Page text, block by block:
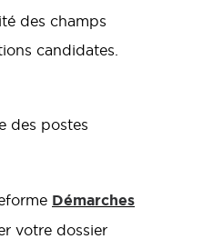
des champs
candidates.
des postes
Démarches
votre dossier